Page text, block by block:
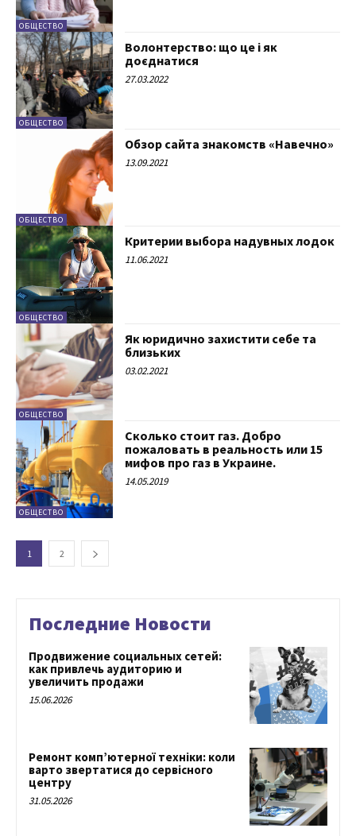
ОБЩЕСТВО
ОБЩЕСТВО
Волонтерство: що це і як
доєднатися
27.03.2022
ОБЩЕСТВО
Обзор сайта знакомств «Навечно»
13.09.2021
ОБЩЕСТВО
Критерии выбора надувных лодок
11.06.2021
ОБЩЕСТВО
Як юридично захистити себе та
близьких
03.02.2021
ОБЩЕСТВО
Сколько стоит газ. Добро
пожаловать в реальность или 15
мифов про газ в Украине.
14.05.2019
1 2
Последние Новости
Продвижение социальных сетей:
как привлечь аудиторию и
увеличить продажи
15.06.2026
Ремонт комп’ютерної техніки: коли
варто звертатися до сервісного
центру
31.05.2026